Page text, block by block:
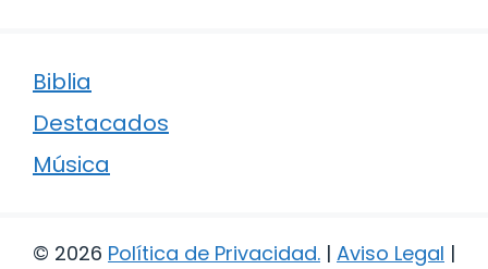
Biblia
Destacados
Música
© 2026 Política de Privacidad. | Aviso Legal |